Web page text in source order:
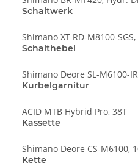
Schaltwerk
Shimano XT RD-M8100-
Schalthebel
Shimano Deore SL-M6100-
Kurbelgarnitur
ACID MTB Hybrid Pro, 38T
Kassette
Shimano Deore CS-M6100,
Kette